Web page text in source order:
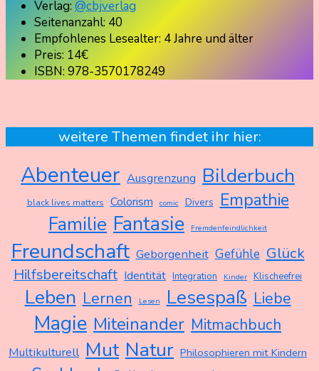
Verlag: @cbjverlag
Seitenanzahl: 40
Empfohlenes Lesealter: 4 Jahre und älter
Preis: 14€
ISBN: 978-3570178249
weitere Themen findet ihr hier:
Abenteuer Ausgrenzung Bilderbuch
black lives matters Colorism comic Divers Empathie
Familie Fantasie Fremdenfeindlichkeit
Freundschaft Geborgenheit Gefühle Glück
Hilfsbereitschaft Identität Integration Kinder Klischeefrei
Leben Lernen Lesen Lesespaß Liebe
Magie Miteinander Mitmachbuch
Multikulturell Mut Natur Philosophieren mit Kindern